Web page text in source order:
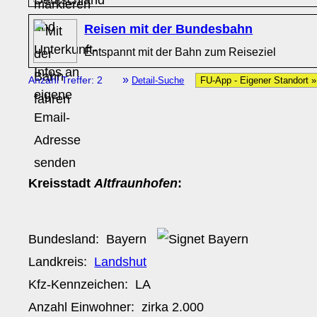
Reisen mit der Bundesbahn
Entspannt mit der Bahn zum Reiseziel
Anzahl Treffer: 2 » Detail-Suche FU-App - Eigener Standort
KreisstadtAltfraunhofen:
Bundesland: Bayern
Landkreis: Landshut
Kfz-Kennzeichen: LA
Anzahl Einwohner: zirka 2.000